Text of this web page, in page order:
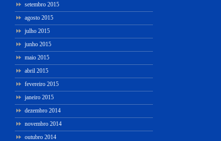
setembro 2015
agosto 2015
julho 2015
junho 2015
maio 2015
abril 2015
fevereiro 2015
janeiro 2015
dezembro 2014
novembro 2014
outubro 2014